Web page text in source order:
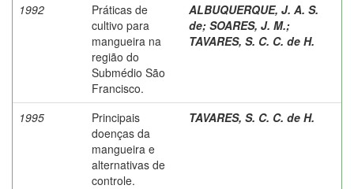
1992
Práticas de
cultivo para
mangueira na
região do
Submédio São
Francisco.
ALBUQUERQUE, J. A. S.
de; SOARES, J. M.;
TAVARES, S. C. C. de H.
1995
Principais
doenças da
mangueira e
alternativas de
controle.
TAVARES, S. C. C. de H.